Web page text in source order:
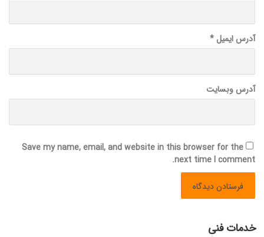
آدرس ایمیل *
آدرس وبسایت
Save my name, email, and website in this browser for the
next time I comment.
خدمات فنی